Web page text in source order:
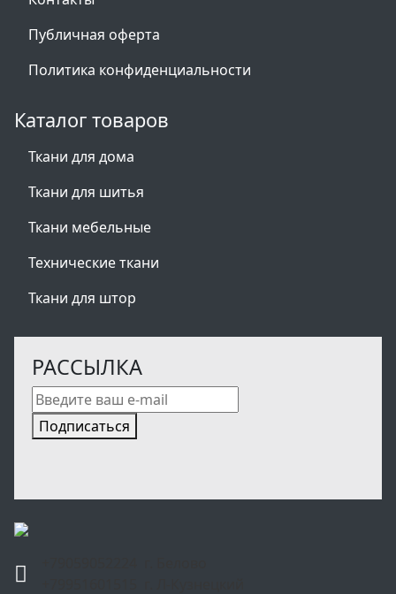
Публичная оферта
Политика конфиденциальности
Каталог товаров
Ткани для дома
Ткани для шитья
Ткани мебельные
Технические ткани
Ткани для штор
РАССЫЛКА
Подписаться